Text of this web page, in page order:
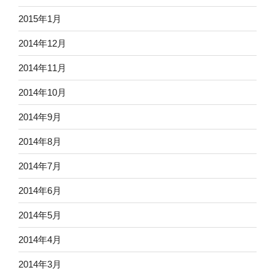
2015年1月
2014年12月
2014年11月
2014年10月
2014年9月
2014年8月
2014年7月
2014年6月
2014年5月
2014年4月
2014年3月